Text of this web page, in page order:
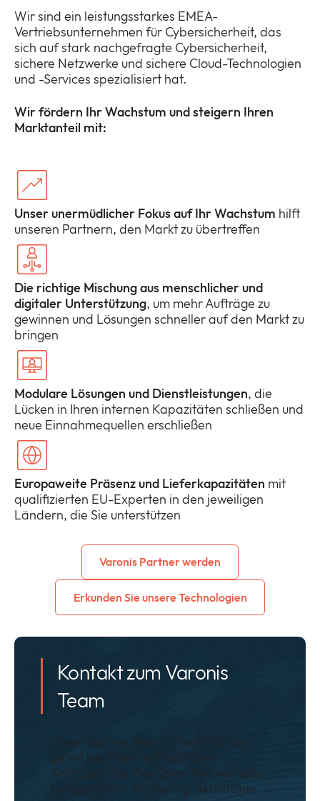
Wir sind ein leistungsstarkes EMEA-
Vertriebsunternehmen für Cybersicherheit, das
sich auf stark nachgefragte Cybersicherheit,
sichere Netzwerke und sichere Cloud-Technologien
und -Services spezialisiert hat.
Wir fördern Ihr Wachstum und steigern Ihren
Marktanteil mit:
Unser unermüdlicher Fokus auf Ihr Wachstum hilft
unseren Partnern, den Markt zu übertreffen
Die richtige Mischung aus menschlicher und
digitaler Unterstützung, um mehr Aufträge zu
gewinnen und Lösungen schneller auf den Markt zu
bringen
Modulare Lösungen und Dienstleistungen, die
Lücken in Ihren internen Kapazitäten schließen und
neue Einnahmequellen erschließen
Europaweite Präsenz und Lieferkapazitäten mit
qualifizierten EU-Experten in den jeweiligen
Ländern, die Sie unterstützen
Varonis Partner werden
Erkunden Sie unsere Technologien
Kontakt zum Varonis
Team
Unser Varonis Team unterstützt Sie
gerne bei Ihren vertrieblichen
Anfragen, bei Pre-Sales Themen oder
bei geplanten Marketing-Aktivitäten.